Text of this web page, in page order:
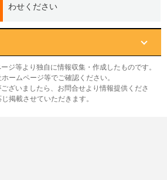
わせください
ジ等より独自に情報収集・作成したものです。
ームページ等でご確認ください。
ざいましたら、お問合せより情報提供くださ
掲載させていただきます。